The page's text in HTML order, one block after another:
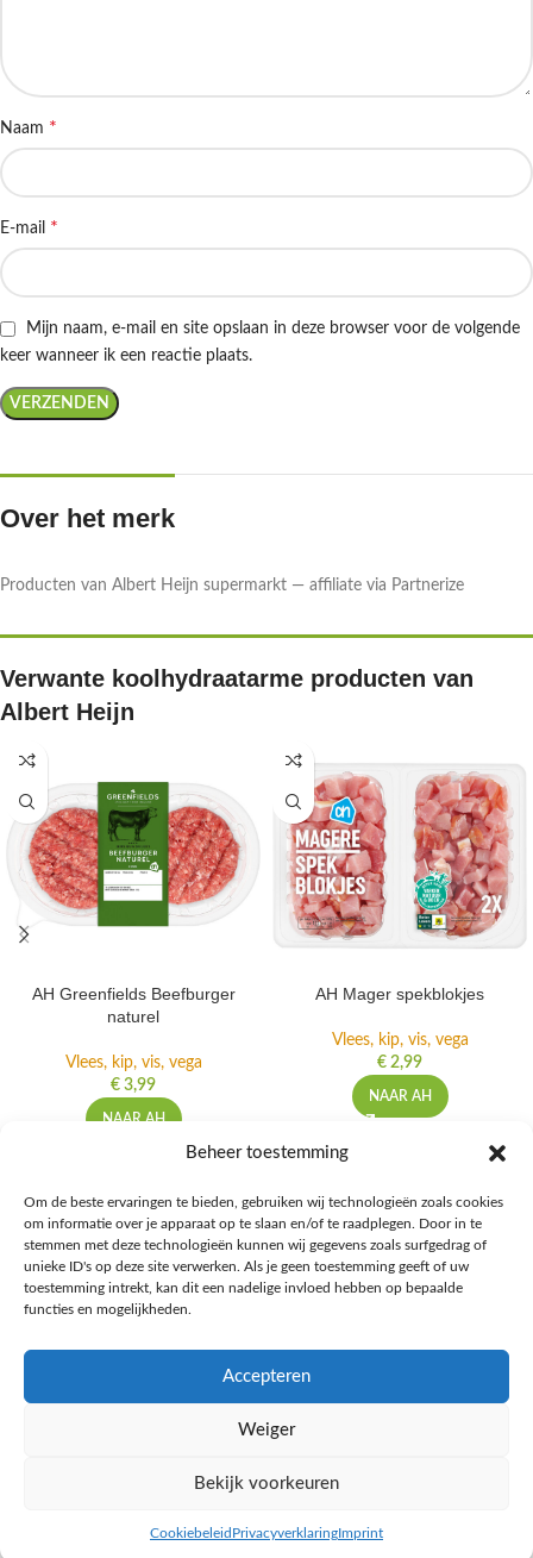
Beheer toestemming
Om de beste ervaringen te bieden, gebruiken wij technologieën zoals cookies
om informatie over je apparaat op te slaan en/of te raadplegen. Door in te
stemmen met deze technologieën kunnen wij gegevens zoals surfgedrag of
unieke ID's op deze site verwerken. Als je geen toestemming geeft of uw
toestemming intrekt, kan dit een nadelige invloed hebben op bepaalde
functies en mogelijkheden.
Accepteren
Weiger
Bekijk voorkeuren
Cookiebeleid PrivacyverklaringImprint
Naam *
E-mail *
Mijn naam, e-mail en site opslaan in deze browser voor de volgende
keer wanneer ik een reactie plaats.
Over het merk
Producten van Albert Heijn supermarkt — affiliate via Partnerize
Verwante koolhydraatarme producten van
Albert Heijn
AH Greenfields Beefburger
naturel
Vlees, kip, vis, vega
€ 3,99
NAAR AH
AH Mager spekblokjes
Vlees, kip, vis, vega
€ 2,99
NAAR AH
Ontdek de beste keto-vriendelijke keuzes van Albert Heijn, verrijk je
kennis met onze diepgaande blogs over het keto-dieet, en deel jouw
favoriete keto recepten in onze bruisende online gemeenschap!
Ketomaaltijd.nl 2025